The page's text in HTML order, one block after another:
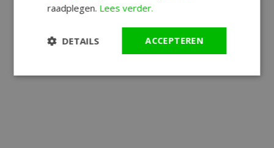
raadplegen. Lees verder.
ACCEPTEREN
DETAILS